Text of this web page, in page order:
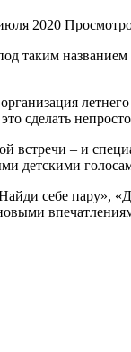
2020
таким
сделать
встречи – и
детскими
себе пару»,